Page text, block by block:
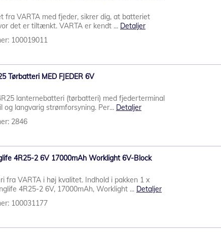
fra VARTA med fjeder, sikrer dig, at batteriet
det er tiltænkt. VARTA er kendt ... Detaljer
100019011
Tørbatteri MED FJEDER 6V
lanternebatteri (tørbatteri) med fjederterminal
og langvarig strømforsyning. Per... Detaljer
2846
4R25-2 6V 17000mAh Worklight 6V-Block
fra VARTA i høj kvalitet. Indhold i pakken 1 x
4R25-2 6V, 17000mAh, Worklight ... Detaljer
100031177